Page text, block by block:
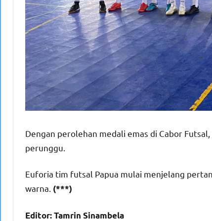
Dengan perolehan medali emas di Cabor
perunggu.
Euforia tim futsal Papua mulai menjelang
warna. (***)
Editor: Tamrin Sinambela